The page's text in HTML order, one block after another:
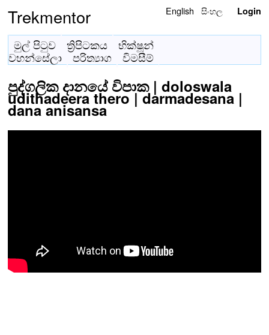
Trekmentor English සිංහල Login
මුල් පිටුව ත්‍රිපිටකය
භික්ෂූන්
වහන්සේලා
පරිත්‍යාග විමසීම්
පුද්ගලික දානයේ විපාක | doloswala
udithadeera thero | darmadesana |
dana anisansa